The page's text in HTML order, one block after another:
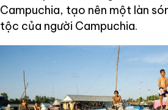
Campuchia, tạo nên một làn
tộc của người Campuchia.